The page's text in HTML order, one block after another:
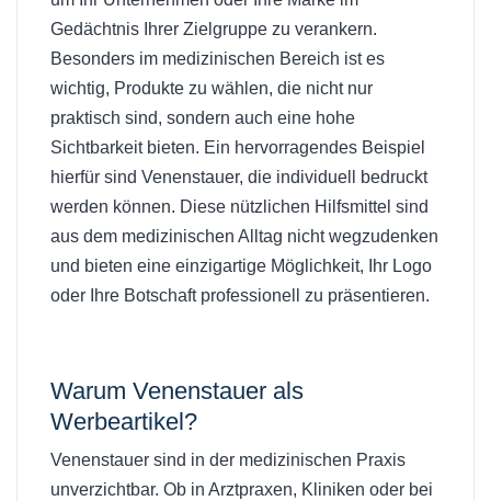
Gedächtnis Ihrer Zielgruppe zu verankern.
Besonders im medizinischen Bereich ist es
wichtig, Produkte zu wählen, die nicht nur
praktisch sind, sondern auch eine hohe
Sichtbarkeit bieten. Ein hervorragendes Beispiel
hierfür sind Venenstauer, die individuell bedruckt
werden können. Diese nützlichen Hilfsmittel sind
aus dem medizinischen Alltag nicht wegzudenken
und bieten eine einzigartige Möglichkeit, Ihr Logo
oder Ihre Botschaft professionell zu präsentieren.
Warum Venenstauer als
Werbeartikel?
Venenstauer sind in der medizinischen Praxis
unverzichtbar. Ob in Arztpraxen, Kliniken oder bei